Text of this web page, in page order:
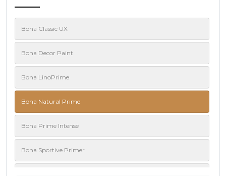
Bona Classic UX
Bona Decor Paint
Bona LinoPrime
Bona Natural Prime
Bona Prime Intense
Bona Sportive Primer